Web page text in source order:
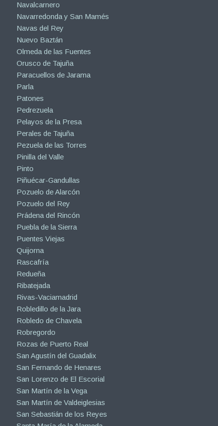
Navalcarnero
Navarredonda y San Mamés
Navas del Rey
Nuevo Baztán
Olmeda de las Fuentes
Orusco de Tajuña
Paracuellos de Jarama
Parla
Patones
Pedrezuela
Pelayos de la Presa
Perales de Tajuña
Pezuela de las Torres
Pinilla del Valle
Pinto
Piñuécar-Gandullas
Pozuelo de Alarcón
Pozuelo del Rey
Prádena del Rincón
Puebla de la Sierra
Puentes Viejas
Quijorna
Rascafría
Redueña
Ribatejada
Rivas-Vaciamadrid
Robledillo de la Jara
Robledo de Chavela
Robregordo
Rozas de Puerto Real
San Agustín del Guadalix
San Fernando de Henares
San Lorenzo de El Escorial
San Martín de la Vega
San Martín de Valdeiglesias
San Sebastián de los Reyes